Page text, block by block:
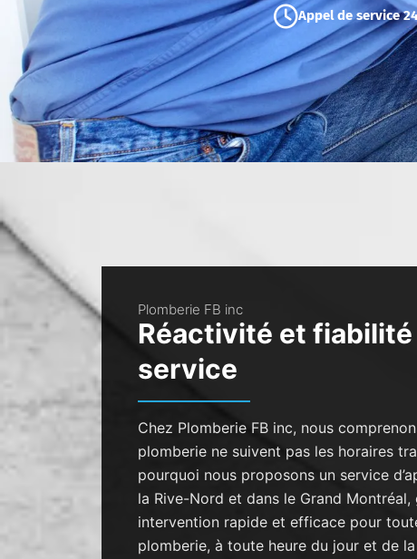
Appel de service
Plomberie FB inc
Réactivité et fiabilité
service
Chez Plomberie FB inc, nous
plomberie ne suivent pas les horaires
pourquoi nous proposons un service
la Rive-Nord et dans le Grand Montréal,
intervention rapide et efficace pour
plomberie, à toute heure du jour et de